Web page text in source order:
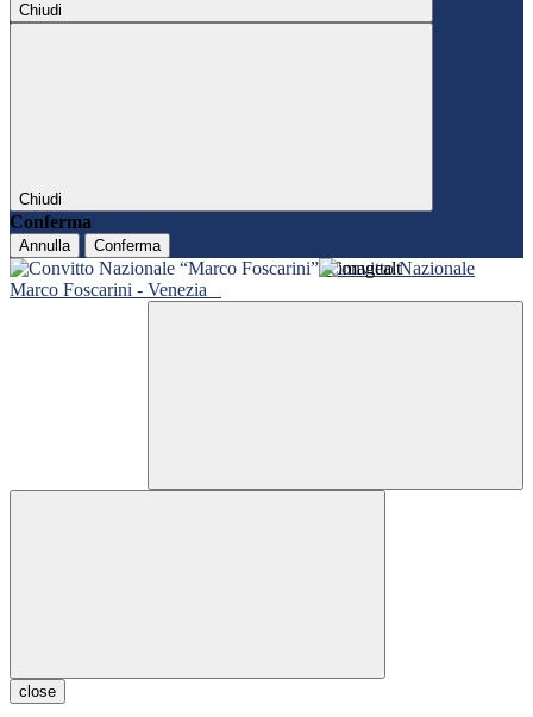
Chiudi
Chiudi
Conferma
Annulla Conferma
Convitto Nazionale
Marco Foscarini - Venezia
close